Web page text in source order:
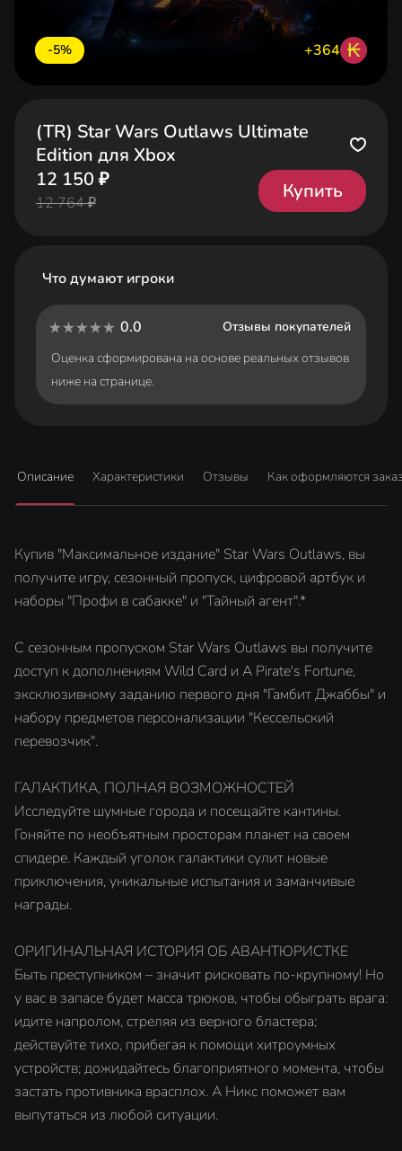
-5% +364 ₭
(TR) Star Wars Outlaws Ultimate
Edition для Xbox
12 150 ₽
12 764 ₽
Купить
Что думают игроки
0.0
Отзывы покупателей
Оценка сформирована на основе реальных отзывов
ниже на странице.
Описание Характеристики Отзывы Как оформляются
Купив "Максимальное издание" Star Wars Outlaws, вы
получите игру, сезонный пропуск, цифровой артбук и
наборы "Профи в сабакке" и "Тайный агент".*
С сезонным пропуском Star Wars Outlaws вы получите
доступ к дополнениям Wild Card и A Pirate's Fortune,
эксклюзивному заданию первого дня "Гамбит Джаббы" и
набору предметов персонализации "Кессельский
перевозчик".
ГАЛАКТИКА, ПОЛНАЯ ВОЗМОЖНОСТЕЙ
Исследуйте шумные города и посещайте кантины.
Гоняйте по необъятным просторам планет на своем
спидере. Каждый уголок галактики сулит новые
приключения, уникальные испытания и заманчивые
награды.
ОРИГИНАЛЬНАЯ ИСТОРИЯ ОБ АВАНТЮРИСТКЕ
Быть преступником – значит рисковать по-крупному! Но
у вас в запасе будет масса трюков, чтобы обыграть врага:
идите напролом, стреляя из верного бластера;
действуйте тихо, прибегая к помощи хитроумных
устройств; дожидайтесь благоприятного момента, чтобы
застать противника врасплох. А Никс поможет вам
выпутаться из любой ситуации.